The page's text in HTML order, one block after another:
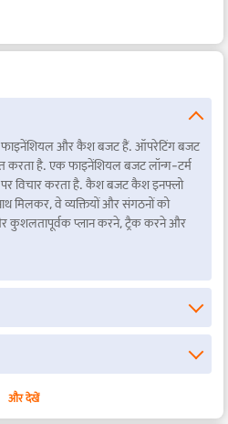
फाइनेंशियल और कैश बजट हैं. ऑपरेटिंग बजट
करता है. एक फाइनेंशियल बजट लॉन्ग-टर्म
विचार करता है. कैश बजट कैश इनफ्लो
मिलकर, वे व्यक्तियों और संगठनों को
कुशलतापूर्वक प्लान करने, ट्रैक करने और
और देखें